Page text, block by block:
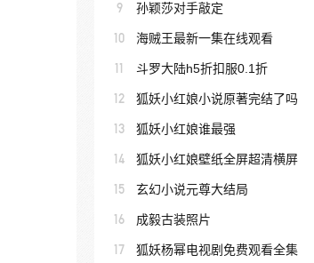
9 孙颖莎对手敲定
10 海贼王最新一集在线观看
11 斗罗大陆h5折扣服0.1折
12 狐妖小红娘小说原著完结了吗
13 狐妖小红娘谁最强
14 狐妖小红娘壁纸全屏超清横屏
15 玄幻小说元尊大结局
16 成毅古装照片
17 狐妖杨幂电视剧免费观看全集